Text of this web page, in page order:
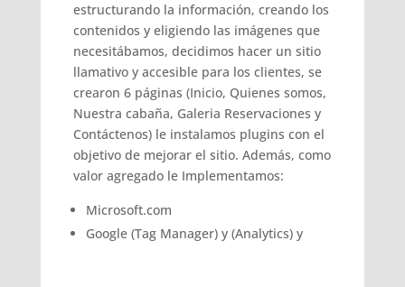
estructurando la información, creando los
contenidos y eligiendo las imágenes que
necesitábamos, decidimos hacer un sitio
llamativo y accesible para los clientes, se
crearon 6 páginas (Inicio, Quienes somos,
Nuestra cabaña, Galeria Reservaciones y
Contáctenos) le instalamos plugins con el
objetivo de mejorar el sitio. Además, como
valor agregado le Implementamos:
Microsoft.com
Google (Tag Manager) y (Analytics) y